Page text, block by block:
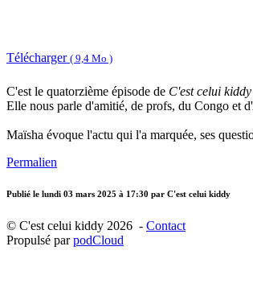
Télécharger ( 9,4 Mo )
C'est le quatorzième épisode de C'est celui kiddy
Elle nous parle d'amitié, de profs, du Congo et d'
Maïsha évoque l'actu qui l'a marquée, ses
Permalien
Publié le lundi 03 mars 2025 à 17:30 par C'est celui kiddy
© C'est celui kiddy 2026 - Contact
Propulsé parpodCloud